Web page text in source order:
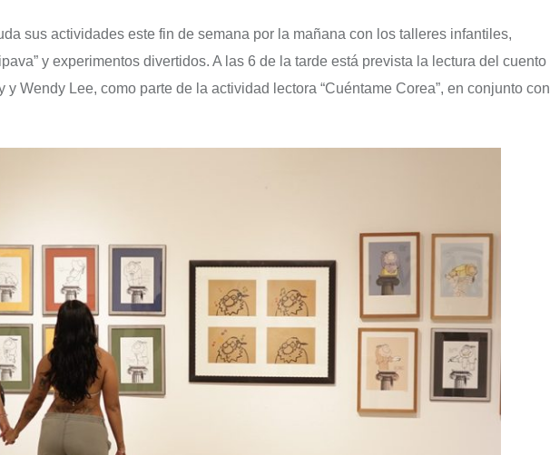
sus actividades este fin de semana por la mañana con los talleres infantiles,
y experimentos divertidos. A las 6 de la tarde está prevista la lectura del cuento
y Wendy Lee, como parte de la actividad lectora “Cuéntame Corea”, en conjunto con